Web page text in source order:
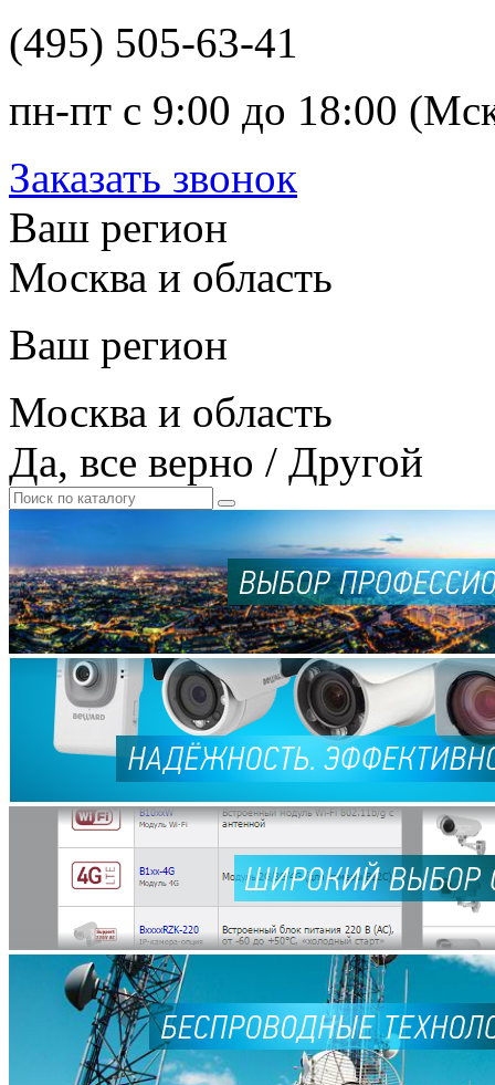
(495) 505-63-41
пн-пт с 9:00 до 18:00
Заказать звонок
Ваш регион
Москва и область
Ваш регион
Москва и область
Да, все верно / Другой